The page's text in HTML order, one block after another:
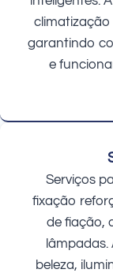
garantindo
e
Serviços
fixação
de fiação,
beleza,